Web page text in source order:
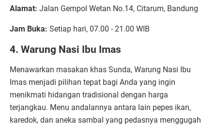
Alamat: Jalan Gempol Wetan No.14, Citarum, Bandung
Jam Buka: Setiap hari, 07.00 - 21.00 WIB
4. Warung Nasi Ibu Imas
Menawarkan masakan khas Sunda, Warung Nasi Ibu
Imas menjadi pilihan tepat bagi Anda yang ingin
menikmati hidangan tradisional dengan harga
terjangkau. Menu andalannya antara lain pepes ikan,
karedok, dan aneka sambal yang pedasnya menggugah